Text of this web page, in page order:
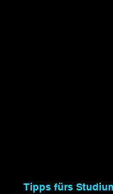
Tipps fürs